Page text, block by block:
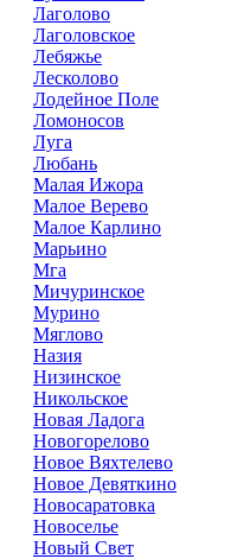
Лаголово
Лаголовское
Лебяжье
Лесколово
Лодейное Поле
Ломоносов
Луга
Любань
Малая Ижора
Малое Верево
Малое Карлино
Марьино
Мга
Мичуринское
Мурино
Мяглово
Назия
Низинское
Никольское
Новая Ладога
Новогорелово
Новое Вяхтелево
Новое Девяткино
Новосаратовка
Новоселье
Новый Свет